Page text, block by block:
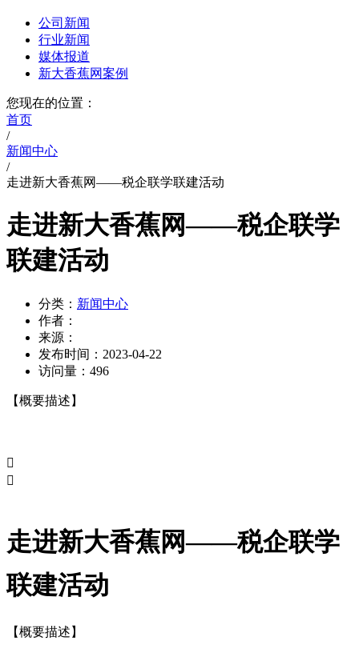
公司新闻
行业新闻
媒体报道
新大香蕉网案例
您现在的位置：
首页
/
新闻中心
/
走进新大香蕉网——税企联学联建活动
走进新大香蕉网——税企联学
联建活动
分类： 新闻中心
作者：
来源：
发布时间： 2023-04-22
访问量： 496
【概要描述】


走进新大香蕉网——税企联学
联建活动
【概要描述】